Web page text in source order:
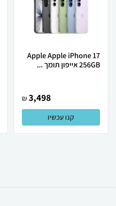
Apple Apple iPhone 17
256GB אייפון תומך ...
3,498
₪
קנו עכשיו